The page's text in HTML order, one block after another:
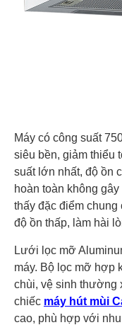
Máy có công suất
siêu bền, giảm thiểu
suất lớn nhất, độ ồn
hoàn toàn không
thấy đặc điểm chung
độ ồn thấp, làm hài
Lưới lọc mỡ
máy. Bộ lọc mỡ hợp
chùi, vệ sinh thường
chiếc máy hút mùi
cao, phù hợp với